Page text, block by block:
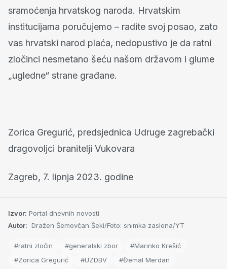
sramoćenja hrvatskog naroda. Hrvatskim
institucijama poručujemo – radite svoj posao, zato
vas hrvatski narod plaća, nedopustivo je da ratni
zločinci nesmetano šeću našom državom i glume
„ugledne“ strane građane.
Zorica Gregurić, predsjednica Udruge zagrebački
dragovoljci branitelji Vukovara
Zagreb, 7. lipnja 2023. godine
Izvor: Portal dnevnih novosti
Autor: Dražen Šemovčan Šeki/Foto: snimka zaslona/YT
#ratni zločin #generalski zbor
#Marinko Krešić
#Zorica Gregurić
#UZDBV
#Đemal Merdan